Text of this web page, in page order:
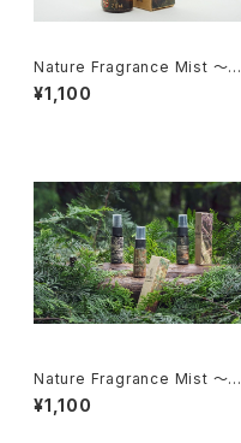
Nature Fragrance Mist ～O
UTDOOR Blend～ 20ml
¥1,100
Nature Fragrance Mist ～A
utumn Blend～ 20ml
¥1,100